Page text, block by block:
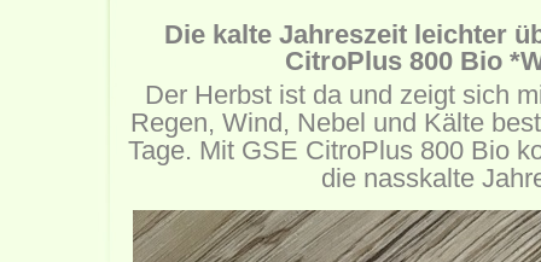
Die kalte Jahreszeit leichter
CitroPlus 800 Bio
Der Herbst ist da und zeigt sich
Regen, Wind, Nebel und Kälte
Tage. Mit GSE CitroPlus 800 Bio
die nasskalte